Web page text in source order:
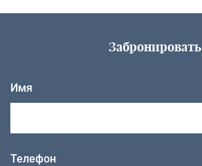
Забронировать
Имя
Телефон